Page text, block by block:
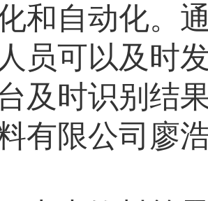
和自动化。
员可以及时
及时识别结
有限公司廖